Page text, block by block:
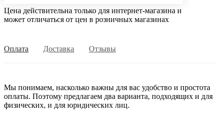
Цена действительна только для интернет-магазина и
может отличаться от цен в розничных магазинах
Оплата Доставка Отзывы
Мы понимаем, насколько важны для вас удобство и простота
оплаты. Поэтому предлагаем два варианта, подходящих и для
физических, и для юридических лиц.